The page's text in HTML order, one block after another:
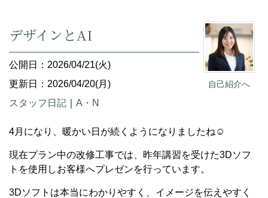
自己紹介へ
デザインとAI
公開日：2026/04/21(火)
更新日：2026/04/20(月)
スタッフ日記
A・N
4月になり、暖かい日が続くようになりましたね☺
現在プラン中の改修工事では、昨年講習を受けた3Dソフ
トを使用しお客様へプレゼンを行っています。
3Dソフトは本当にわかりやすく、イメージを伝えやすく